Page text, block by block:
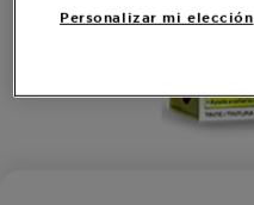
Personalizar mi elección